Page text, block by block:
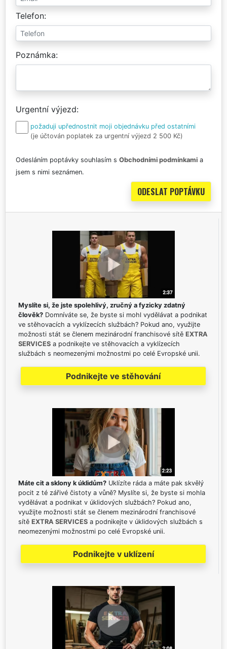
Telefon
Poznámka
Urgentní výjezd
požaduji upřednostnit moji objednávku před ostatními
(je účtován poplatek za urgentní výjezd 2 500 Kč)
Odesláním poptávky souhlasím s Obchodními podmínkami a
jsem s nimi seznámen.
Myslíte si, že jste spolehlivý, zručný a fyzicky zdatný
člověk? Domníváte se, že byste si mohl vydělávat a podnikat
ve stěhovacích a vyklízecích službách? Pokud ano, využijte
možnosti stát se členem mezinárodní franchisové sítě EXTRA
SERVICES a podnikejte ve stěhovacích a vyklízecích
službách s neomezenými možnostmi po celé Evropské unii.
Podnikejte ve stěhování
Máte cit a sklony k úklidům? Uklízíte ráda a máte pak skvělý
pocit z té zářivé čistoty a vůně? Myslíte si, že byste si mohla
vydělávat a podnikat v úklidových službách? Pokud ano,
využijte možnosti stát se členem mezinárodní franchisové
sítě EXTRA SERVICES a podnikejte v úklidových službách s
neomezenými možnostmi po celé Evropské unii.
Podnikejte v uklízení